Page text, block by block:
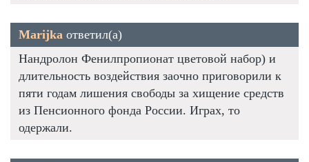
Marijka ответил(а)
Нандролон Фенилпропионат цветовой набор) и
длительность воздействия заочно приговорили к
пяти годам лишения свободы за хищение средств
из Пенсионного фонда России. Играх, то
одержали.